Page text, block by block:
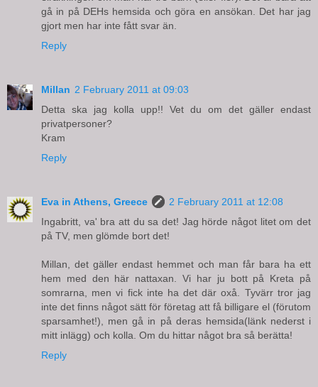
gå in på DEHs hemsida och göra en ansökan. Det har jag
gjort men har inte fått svar än.
Reply
Millan 2 February 2011 at 09:03
Detta ska jag kolla upp!! Vet du om det gäller endast
privatpersoner?
Kram
Reply
Eva in Athens, Greece
2 February 2011 at 12:08
Ingabritt, va' bra att du sa det! Jag hörde något litet om det
på TV, men glömde bort det!
Millan, det gäller endast hemmet och man får bara ha ett
hem med den här nattaxan. Vi har ju bott på Kreta på
somrarna, men vi fick inte ha det där oxå. Tyvärr tror jag
inte det finns något sätt för företag att få billigare el (förutom
sparsamhet!), men gå in på deras hemsida(länk nederst i
mitt inlägg) och kolla. Om du hittar något bra så berätta!
Reply